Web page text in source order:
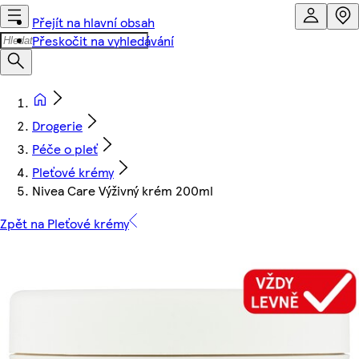
Přejít na hlavní obsah
Přeskočit na vyhledávání
Drogerie
Péče o pleť
Pleťové krémy
Nivea Care Výživný krém 200ml
Zpět na Pleťové krémy